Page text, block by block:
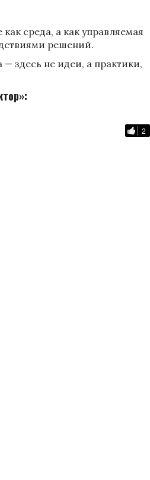
среда, а как управляемая
решений.
— здесь не идеи, а практики,
2